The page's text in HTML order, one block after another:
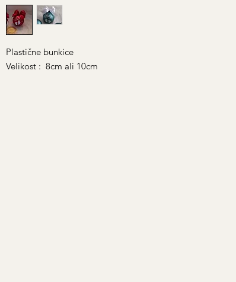
Plastične bunkice
Velikost : 8cm ali 10cm